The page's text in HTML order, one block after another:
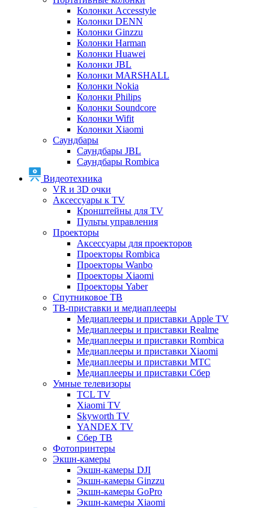
Колонки Accesstyle
Колонки DENN
Колонки Ginzzu
Колонки Harman
Колонки Huawei
Колонки JBL
Колонки MARSHALL
Колонки Nokia
Колонки Philips
Колонки Soundcore
Колонки Wifit
Колонки Xiaomi
Саундбары
Саундбары JBL
Саундбары Rombica
Видеотехника
VR и 3D очки
Аксессуары к TV
Кронштейны для TV
Пульты управления
Проекторы
Аксессуары для проекторов
Проекторы Rombica
Проекторы Wanbo
Проекторы Xiaomi
Проекторы Yaber
Спутниковое ТВ
ТВ-приставки и медиаплееры
Медиаплееры и приставки Apple TV
Медиаплееры и приставки Realme
Медиаплееры и приставки Rombica
Медиаплееры и приставки Xiaomi
Медиаплееры и приставки МТС
Медиаплееры и приставки Сбер
Умные телевизоры
TCL TV
Xiaomi TV
Skyworth TV
YANDEX TV
Сбер ТВ
Фотопринтеры
Экшн-камеры
Экшн-камеры DJI
Экшн-камеры Ginzzu
Экшн-камеры GoPro
Экшн-камеры Xiaomi